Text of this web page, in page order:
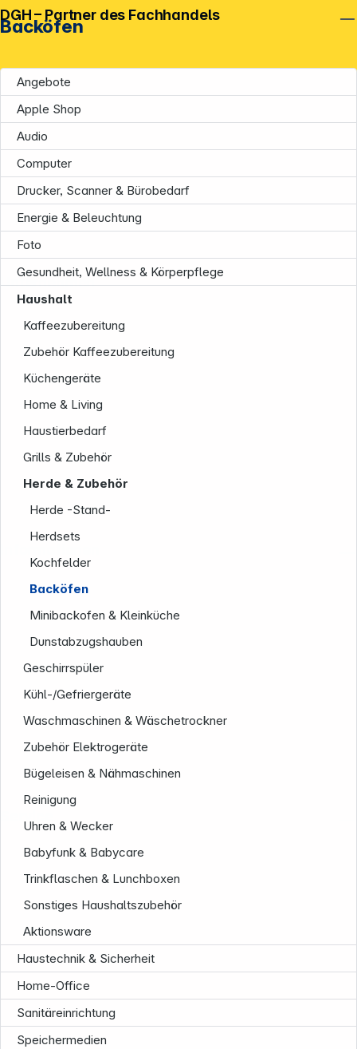
Backöfen
Angebote
Apple Shop
Audio
Computer
Drucker, Scanner & Bürobedarf
Energie & Beleuchtung
Foto
Gesundheit, Wellness & Körperpflege
Haushalt
Kaffeezubereitung
Zubehör Kaffeezubereitung
Küchengeräte
Home & Living
Haustierbedarf
Grills & Zubehör
Herde & Zubehör
Herde -Stand-
Herdsets
Kochfelder
Backöfen
Minibackofen & Kleinküche
Dunstabzugshauben
Geschirrspüler
Kühl-/Gefriergeräte
Waschmaschinen & Wäschetrockner
Zubehör Elektrogeräte
Bügeleisen & Nähmaschinen
Reinigung
Uhren & Wecker
Babyfunk & Babycare
Trinkflaschen & Lunchboxen
Sonstiges Haushaltszubehör
Aktionsware
Haustechnik & Sicherheit
Home-Office
Sanitäreinrichtung
Speichermedien
DGH – Partner des Fachhandels
Unternehmen